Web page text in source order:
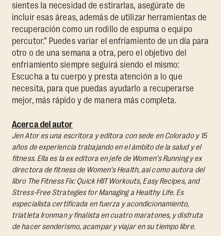
sientes la necesidad de estirarlas, asegúrate de
incluir esas áreas, además de utilizar herramientas de
recuperación como un rodillo de espuma o equipo
percutor.” Puedes variar el enfriamiento de un día para
otro o de una semana a otra, pero el objetivo del
enfriamiento siempre seguirá siendo el mismo:
Escucha a tu cuerpo y presta atención a lo que
necesita, para que puedas ayudarlo a recuperarse
mejor, más rápido y de manera más completa.
Acerca del autor
Jen Ator es una escritora y editora con sede en Colorado y 15
años de experiencia trabajando en el ámbito de la salud y el
fitness. Ella es la ex editora en jefe de Women's Running y ex
directora de fitness de Women's Health, así como autora del
libro The Fitness Fix: Quick HIIT Workouts, Easy Recipes, and
Stress-Free Strategies for Managing a Healthy Life. Es
especialista certificada en fuerza y acondicionamiento,
triatleta Ironman y finalista en cuatro maratones, y disfruta
de hacer senderismo, acampar y viajar en su tiempo libre.